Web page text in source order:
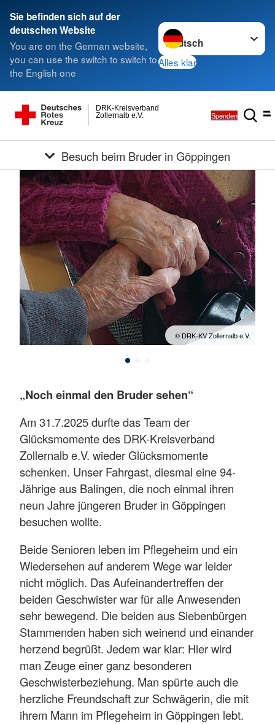
Sie befinden sich auf der
deutschen Website
You are on the German website,
you can use the switch to switch to
the English one
Sprache wechseln zu
Alles klar
Zollernalb e.V.
DRK-Kreisverband
Spenden
Besuch beim Bruder in Göppingen
© DRK-KV Zollernalb e.V.
„Noch einmal den Bruder sehen“
Am 31.7.2025 durfte das Team der
Glücksmomente des DRK-Kreisverband
Zollernalb e.V. wieder Glücksmomente
schenken. Unser Fahrgast, diesmal eine 94-
Jährige aus Balingen, die noch einmal ihren
neun Jahre jüngeren Bruder in Göppingen
besuchen wollte.
Beide Senioren leben im Pflegeheim und ein
Wiedersehen auf anderem Wege war leider
nicht möglich. Das Aufeinandertreffen der
beiden Geschwister war für alle Anwesenden
sehr bewegend. Die beiden aus Siebenbürgen
Stammenden haben sich weinend und einander
herzend begrüßt. Jedem war klar: Hier wird
man Zeuge einer ganz besonderen
Geschwisterbeziehung. Man spürte auch die
herzliche Freundschaft zur Schwägerin, die mit
ihrem Mann im Pflegeheim in Göppingen lebt.